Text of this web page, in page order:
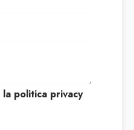
la politica privacy